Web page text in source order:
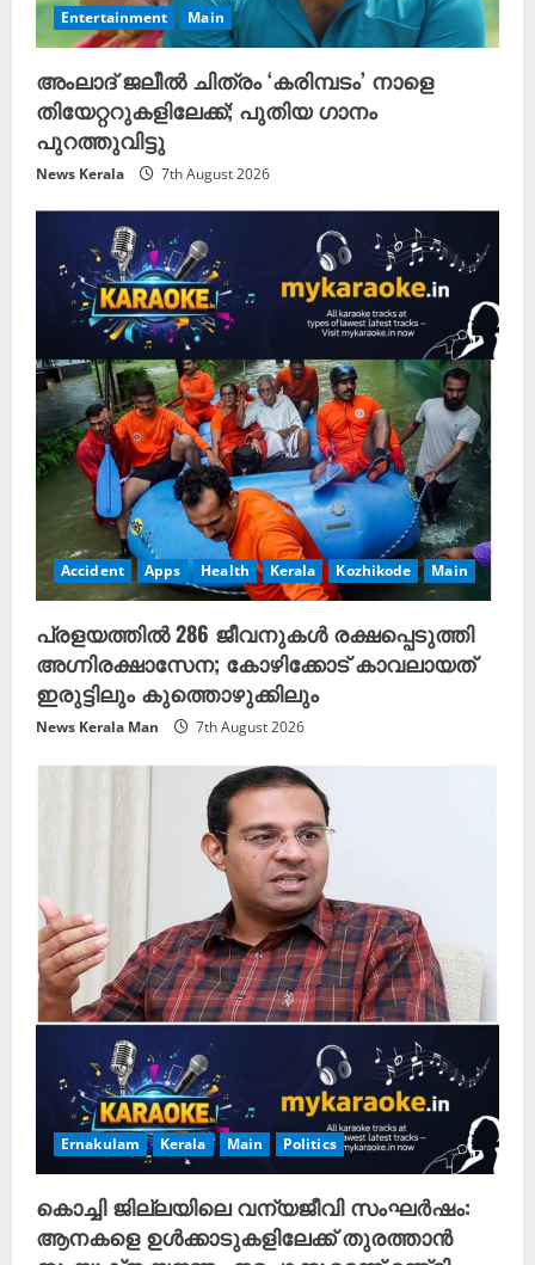
Entertainment Main
അംലാദ് ജലീൽ ചിത്രം ‘കരിമ്പടം’ നാളെ
തിയേറ്ററുകളിലേക്ക്; പുതിയ ഗാനം
പുറത്തുവിട്ടു
News Kerala 7th August 2026
Accident Apps Health Kerala Kozhikode Main
പ്രളയത്തിൽ286 ജീവനുകൾരക്ഷപ്പെടുത്തി
അഗ്നിരക്ഷാസേന; കോഴിക്കോട് കാവലായത്
ഇരുട്ടിലും കുത്തൊഴുക്കിലും
News Kerala Man 7th August 2026
Ernakulam Kerala Main Politics
കൊച്ചി ജില്ലയിലെ വന്യജീവി സംഘർഷം:
ആനകളെ ഉൾക്കാടുകളിലേക്ക് തുരത്താൻ